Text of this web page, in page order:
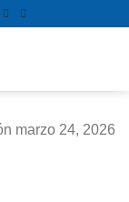
marzo 24, 2026